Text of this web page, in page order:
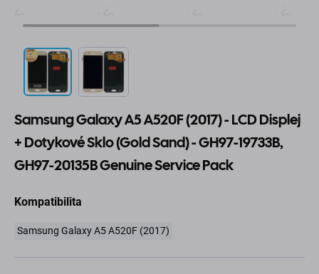
Samsung Galaxy A5 A520F (2017) - LCD Displej
+ Dotykové Sklo (Gold Sand) - GH97-19733B,
GH97-20135B Genuine Service Pack
Kompatibilita
Samsung Galaxy A5 A520F (2017)